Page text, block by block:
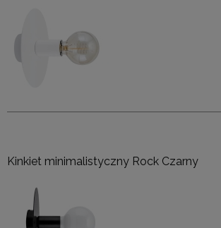
Kinkiet minimalistyczny Rock Czarny